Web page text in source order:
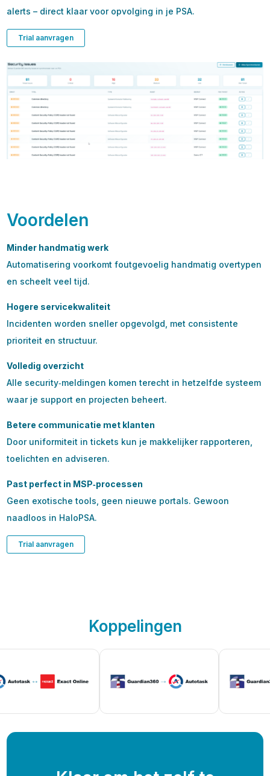
alerts – direct klaar voor opvolging in je PSA.
Trial aanvragen
Voordelen
Minder handmatig werk
Automatisering voorkomt foutgevoelig handmatig overtypen
en scheelt veel tijd.
Hogere servicekwaliteit
Incidenten worden sneller opgevolgd, met consistente
prioriteit en structuur.
Volledig overzicht
Alle security‑meldingen komen terecht in hetzelfde systeem
waar je support en projecten beheert.
Betere communicatie met klanten
Door uniformiteit in tickets kun je makkelijker rapporteren,
toelichten en adviseren.
Past perfect in MSP‑processen
Geen exotische tools, geen nieuwe portals. Gewoon
naadloos in HaloPSA.
Trial aanvragen
Koppelingen